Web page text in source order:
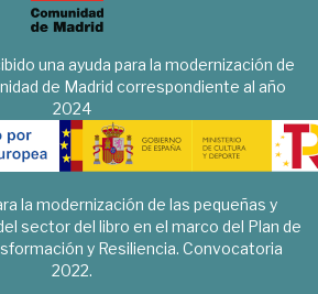
una ayuda para la modernización de
de Madrid correspondiente al año
2024
la modernización de las pequeñas y
sector del libro en el marco del Plan de
y Resiliencia. Convocatoria
2022.